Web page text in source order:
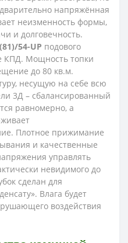
напряжённая
неизменность формы,
и долговечность.
54-UP подового
КПД. Мощность топки
до 80 кв.м.
несущую на себе всю
3Д – сбалансированный
равномерно, а
Плотное прижимание
и качественные
управлять
невидимого до
сделан для
Влага будет
воздействия